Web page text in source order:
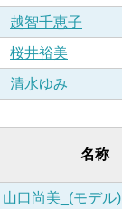
越智千恵子
桜井裕美
清水ゆみ
名称
山口尚美_(モデル)